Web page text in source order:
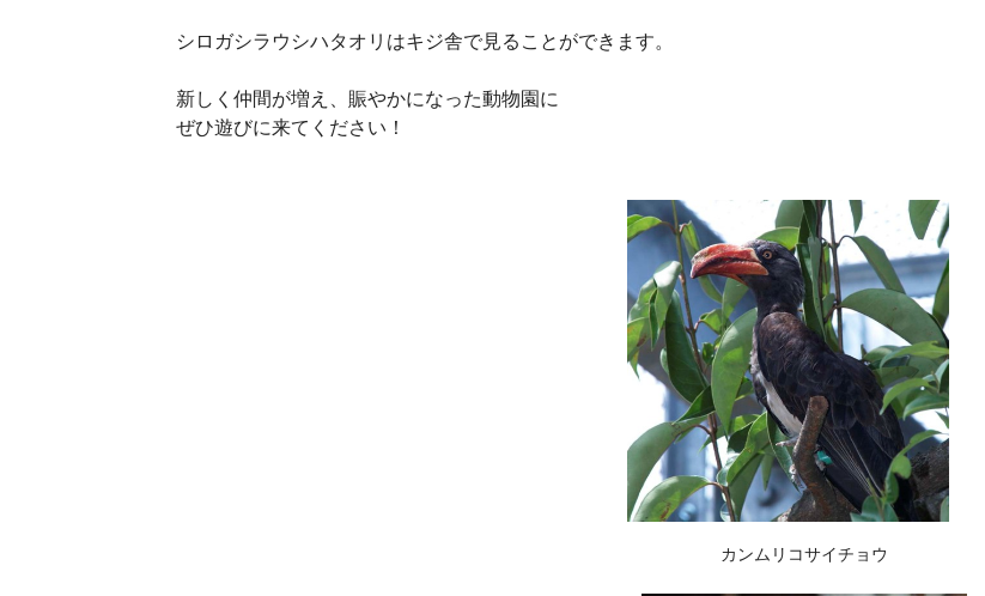
シロガシラウシハタオリはキジ舎で見ることができます。
新しく仲間が増え、賑やかになった動物園に
ぜひ遊びに来てください！
カンムリコサイチョウ